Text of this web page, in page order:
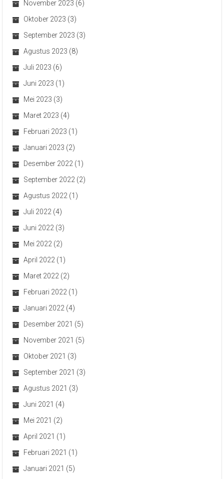
November 2023 (6)
Oktober 2023 (3)
September 2023 (3)
Agustus 2023 (8)
Juli 2023 (6)
Juni 2023 (1)
Mei 2023 (3)
Maret 2023 (4)
Februari 2023 (1)
Januari 2023 (2)
Desember 2022 (1)
September 2022 (2)
Agustus 2022 (1)
Juli 2022 (4)
Juni 2022 (3)
Mei 2022 (2)
April 2022 (1)
Maret 2022 (2)
Februari 2022 (1)
Januari 2022 (4)
Desember 2021 (5)
November 2021 (5)
Oktober 2021 (3)
September 2021 (3)
Agustus 2021 (3)
Juni 2021 (4)
Mei 2021 (2)
April 2021 (1)
Februari 2021 (1)
Januari 2021 (5)